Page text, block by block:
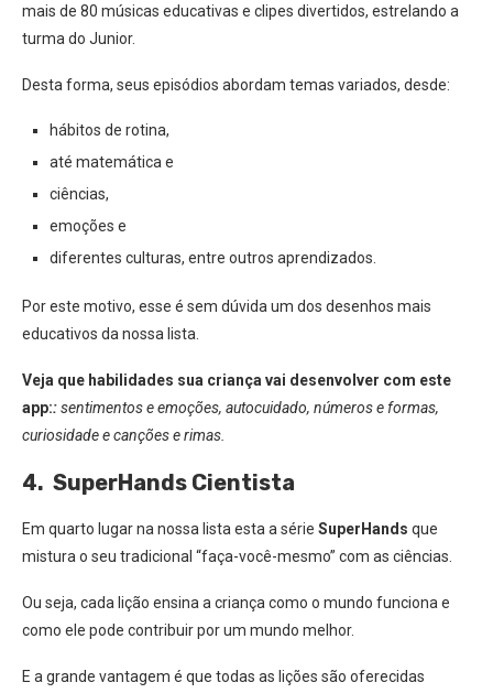
mais de 80 músicas educativas e clipes divertidos, estrelando a
turma do Junior.
Desta forma, seus episódios abordam temas variados, desde:
hábitos de rotina,
até matemática e
ciências,
emoções e
diferentes culturas, entre outros aprendizados.
Por este motivo, esse é sem dúvida um dos desenhos mais
educativos da nossa lista.
Veja que habilidades sua criança vai desenvolver com este
app::sentimentos e emoções, autocuidado, números e formas,
curiosidade e canções e rimas.
4. SuperHands Cientista
Em quarto lugar na nossa lista esta a série SuperHands que
mistura o seu tradicional “faça-você-mesmo” com as ciências.
Ou seja, cada lição ensina a criança como o mundo funciona e
como ele pode contribuir por um mundo melhor.
E a grande vantagem é que todas as lições são oferecidas